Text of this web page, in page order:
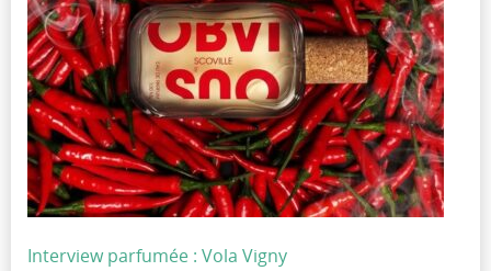
Interview parfumée : Vola Vigny